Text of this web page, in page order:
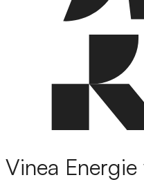
Vinea